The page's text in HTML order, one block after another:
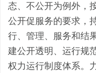
态、不公开为例外，
公开促服务的要求，
行、管理、服务和结
建公开透明、运行规
权力运行制度体系。